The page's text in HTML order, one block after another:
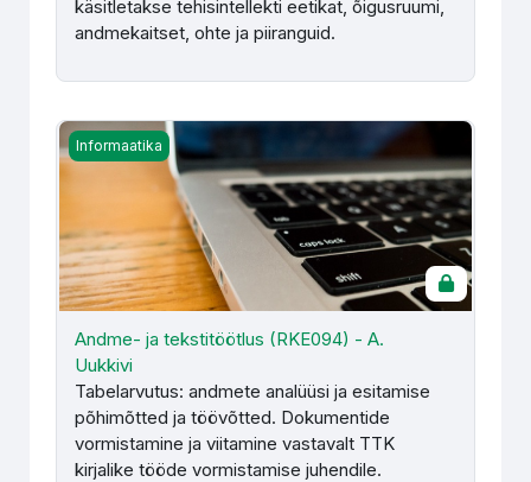
käsitletakse tehisintellekti eetikat, õigusruumi,
andmekaitset, ohte ja piiranguid.
Andme- ja tekstitöötlus (RKE094) - A. Uukkivi
Informaatika
Andme- ja tekstitöötlus (RKE094) - A.
Uukkivi
Tabelarvutus: andmete analüüsi ja esitamise
põhimõtted ja töövõtted. Dokumentide
vormistamine ja viitamine vastavalt TTK
kirjalike tööde vormistamise juhendile.